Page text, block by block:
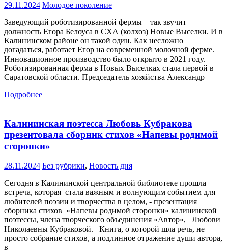
29.11.2024 Молодое поколение
Заведующий роботизированной фермы – так звучит
должность Егора Белоуса в СХА (колхоз) Новые Выселки. И в
Калининском районе он такой один. Как несложно
догадаться, работает Егор на современной молочной ферме.
Инновационное производство было открыто в 2021 году.
Роботизированная ферма в Новых Выселках стала первой в
Саратовской области. Председатель хозяйства Александр
Подробнее
Калининская поэтесса Любовь Кубракова
презентовала сборник стихов «Напевы родимой
сторонки»
28.11.2024 Без рубрики, Новость дня
Сегодня в Калининской центральной библиотеке прошла
встреча, которая стала важным и волнующим событием для
любителей поэзии и творчества в целом, - презентация
сборника стихов «Напевы родимой сторонки» калининской
поэтессы, члена творческого объединения «Автор», Любови
Николаевны Кубраковой. Книга, о которой шла речь, не
просто собрание стихов, а подлинное отражение души автора,
в